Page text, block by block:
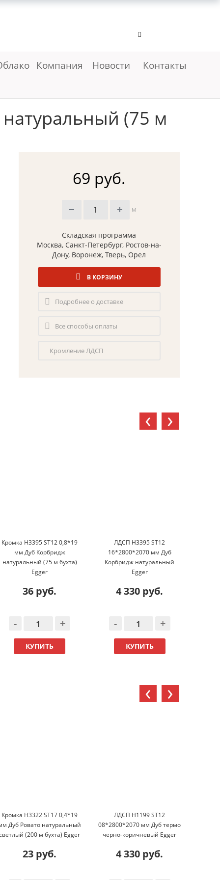
Компания Новости Контакты
(75 м
69 руб.
м
Складская программа
Москва, Санкт-Петербург, Ростов-на-
Дону, Воронеж, Тверь, Орел
В КОРЗИНУ
Подробнее о доставке
Все способы оплаты
Кромление ЛДСП
Кромка H3395 ST12 0,8*19
мм Дуб Корбридж
натуральный (75 м бухта)
Egger
36 руб.
- +
КУПИТЬ
ЛДСП H3395 ST12
16*2800*2070 мм Дуб
Корбридж натуральный
Egger
4 330 руб.
- +
КУПИТЬ
‹ ›
Кромка H3322 ST17 0,4*19
Дуб Ровато натуральный
(200 м бухта) Egger
23 руб.
ЛДСП H1199 ST12
08*2800*2070 мм Дуб термо
черно-коричневый Egger
4 330 руб.
‹ ›